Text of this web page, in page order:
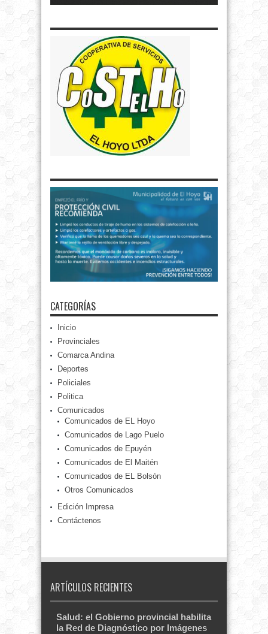
CATEGORÍAS
Inicio
Provinciales
Comarca Andina
Deportes
Policiales
Politica
Comunicados
Comunicados de EL Hoyo
Comunicados de Lago Puelo
Comunicados de Epuyén
Comunicados de El Maitén
Comunicados de EL Bolsón
Otros Comunicados
Edición Impresa
Contáctenos
ARTÍCULOS RECIENTES
Salud: el Gobierno provincial habilita
la Red de Diagnóstico por Imágenes